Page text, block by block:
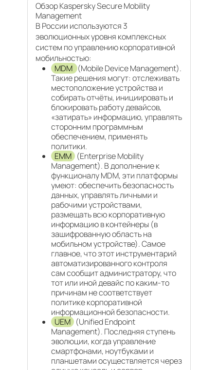
Обзор Kaspersky Secure Mobility
Management
В России используются 3
эволюционных уровня комплексных
систем по управлению корпоративной
мобильностью:
MDM (Mobile Device Management).
Такие решения могут: отслеживать
местоположение устройства и
собирать отчёты, инициировать и
блокировать работу девайсов,
«затирать» информацию, управлять
сторонним программным
обеспечением, применять
политики.
EMM (Enterprise Mobility
Management). В дополнение к
функционалу MDM, эти платформы
умеют: обеспечить безопасность
данных, управлять личными и
рабочими устройствами,
размещать всю корпоративную
информацию в контейнеры (в
зашифрованную область на
мобильном устройстве). Самое
главное, что этот инструментарий
автоматизированного контроля
сам сообщит администратору, что
тот или иной девайс по каким-то
причинам не соответствует
политике корпоративной
информационной безопасности.
UEM (Unified Endpoint
Management). Последняя ступень
эволюции, когда управление
смартфонами, ноутбуками и
планшетами осуществляется через